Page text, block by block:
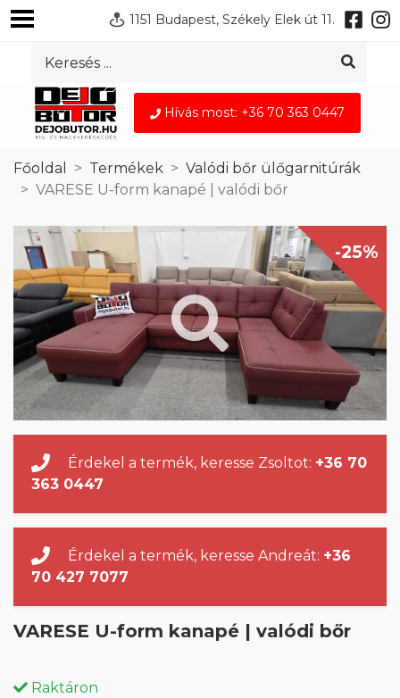
1151 Budapest, Székely Elek út 11.
Hívás most: +36 70 363 0447
Főoldal Termékek
Valódi bőr ülőgarnitúrák
VARESE U-form kanapé | valódi bőr
-25%
Érdekel a termék, keresse Zsoltot: +36 70
363 0447
Érdekel a termék, keresse Andreát: +36
70 427 7077
VARESE U-form kanapé | valódi bőr
Raktáron